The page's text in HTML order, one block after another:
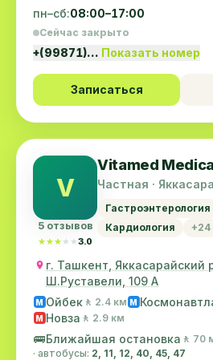
пн–сб:08:00–17:00
Сейчас закрыто
+(99871)… Показать номер
Записаться
V
5 отзывов
★★★★★
★★★★★3.0
Vitamed
Частная ·
Гастроэнтерология
Кардиология
+24
г. Ташкент, Яккасарайский
Ш.Руставели, 109 А
M Ойбек 🚶 2.4 км M
M Новза 🚶 2.9 км
🚌Ближайшая остановка 🚶 70
· автобусы: 2, 11, 12, 40, 45, 47